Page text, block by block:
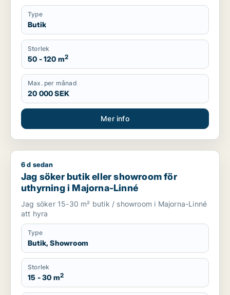
Type
Butik
Storlek
50 - 120 m2
Max. per månad
20 000 SEK
Mer info
Jag söker butik eller showroom för uthyrning i Majorna-Linné
6 d sedan
Jag söker butik eller showroom för
uthyrning i Majorna-Linné
Jag söker 15-30 m² butik / showroom i Majorna-Linné
att hyra
Type
Butik, Showroom
Storlek
15 - 30 m2